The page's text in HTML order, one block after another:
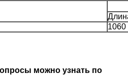
1060
можно узнать по